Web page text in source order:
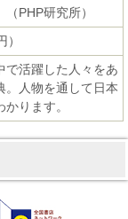
（PHP研究所）
で活躍した人々をあ
。人物を通して日本
ります。